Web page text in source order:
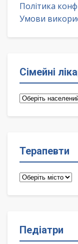
Політика
Умови
Сімейні
Сімейні
Терапевти
Терапевти
Педіатри